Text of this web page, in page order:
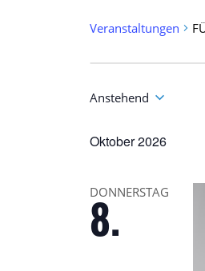
Veranstaltungen
Veranstaltungen
und
Anstehend
Oktober 2026
DONNERSTAG
8.